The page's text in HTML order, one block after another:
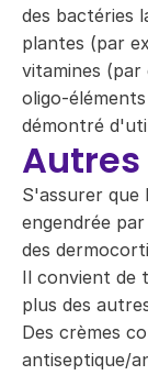
des bactéries
plantes (par
vitamines (par
oligo-
démontré
S'assurer que
engendrée
des
Il convient de
plus des
Des crèmes
antiseptique/